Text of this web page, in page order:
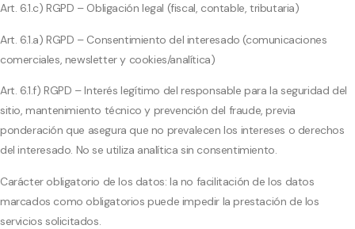
Art. 6.1.c) RGPD – Obligación legal (fiscal, contable, tributaria)
Art. 6.1.a) RGPD – Consentimiento del interesado (comunicaciones
comerciales, newsletter y cookies/analítica)
Art. 6.1.f) RGPD – Interés legítimo del responsable para la seguridad del
sitio, mantenimiento técnico y prevención del fraude, previa
ponderación que asegura que no prevalecen los intereses o derechos
del interesado. No se utiliza analítica sin consentimiento.
Carácter obligatorio de los datos: la no facilitación de los datos
marcados como obligatorios puede impedir la prestación de los
servicios solicitados.